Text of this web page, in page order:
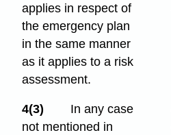
applies in respect of
the emergency plan
in the same manner
as it applies to a risk
assessment.
4(3)
In any case
not mentioned in